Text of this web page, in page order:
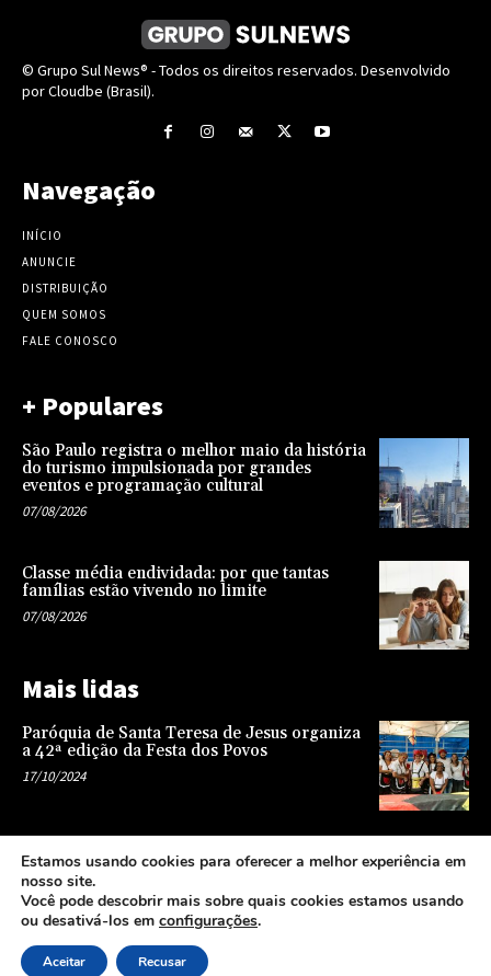
© Grupo Sul News® - Todos os direitos reservados. Desenvolvido
por Cloudbe (Brasil).
Navegação
INÍCIO
ANUNCIE
DISTRIBUIÇÃO
QUEM SOMOS
FALE CONOSCO
+ Populares
São Paulo registra o melhor maio da história
do turismo impulsionada por grandes
eventos e programação cultural
07/08/2026
Classe média endividada: por que tantas
famílias estão vivendo no limite
07/08/2026
Mais lidas
Paróquia de Santa Teresa de Jesus organiza
a 42ª edição da Festa dos Povos
17/10/2024
Representatividade na infância: o papel da
escola na formação de uma sociedade mais
justa e equitativa
26/04/2024
Estamos usando cookies para oferecer a melhor experiência em
nosso site.
Você pode descobrir mais sobre quais cookies estamos usando
ou desativá-los em configurações.
Aceitar Recusar